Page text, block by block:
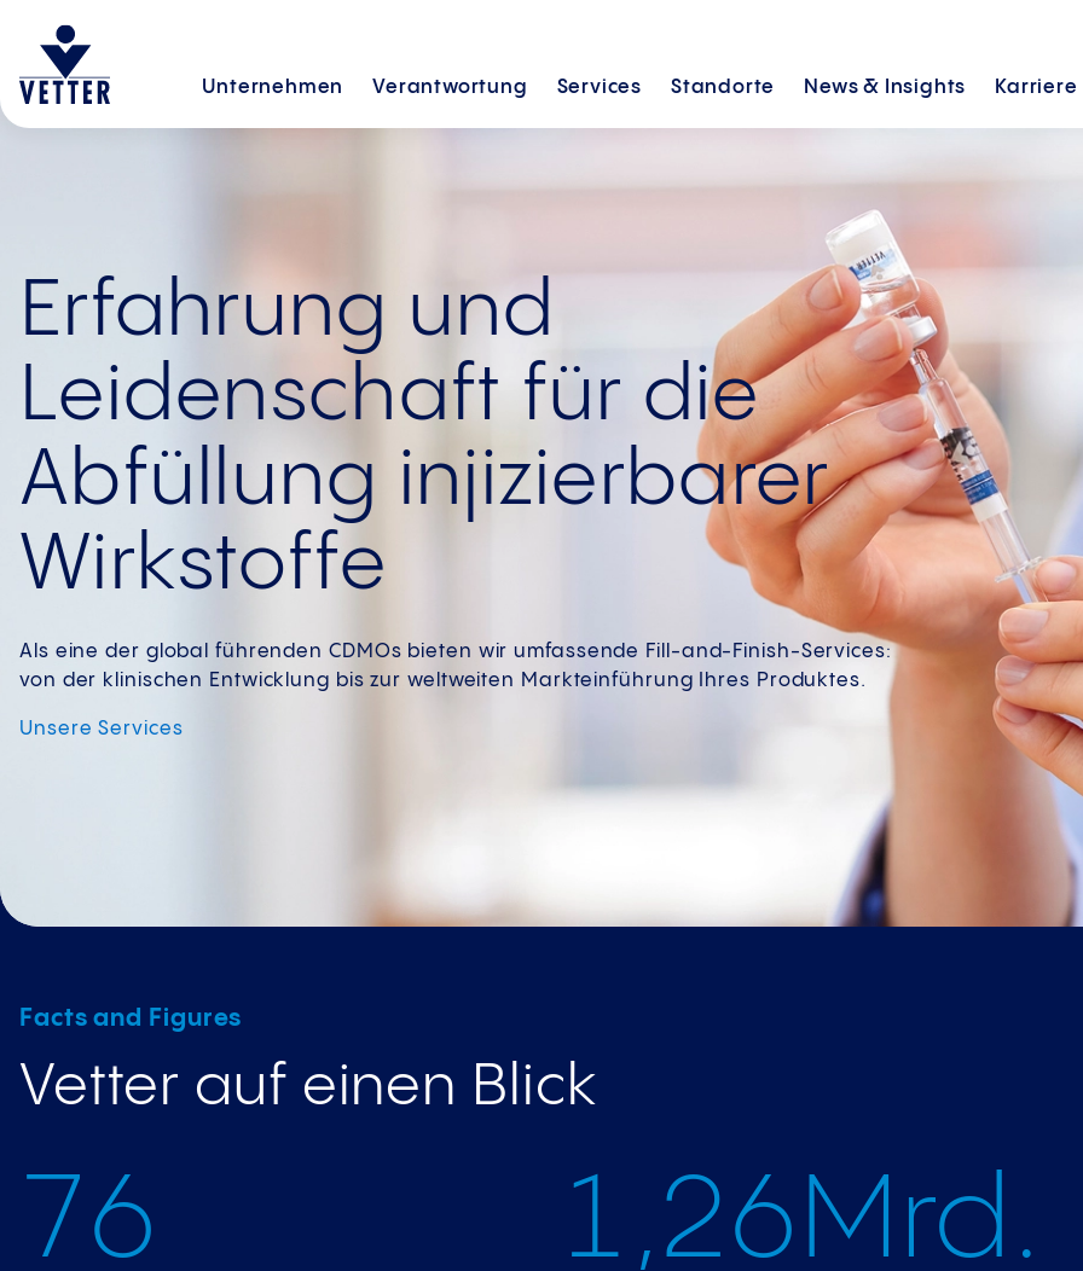
Unternehmen Verantwortung Services Standorte News & Insights Karriere
Erfahrung und
Leidenschaft für die
Abfüllung injizierbarer
Wirkstoffe
Als eine der global führenden CDMOs bieten wir umfassende Fill-and-Finish-Services:
von der klinischen Entwicklung bis zur weltweiten Markteinführung Ihres Produktes.
UnsereServices
Facts and Figures
Vetter auf einen Blick
76 1 ,26Mrd.